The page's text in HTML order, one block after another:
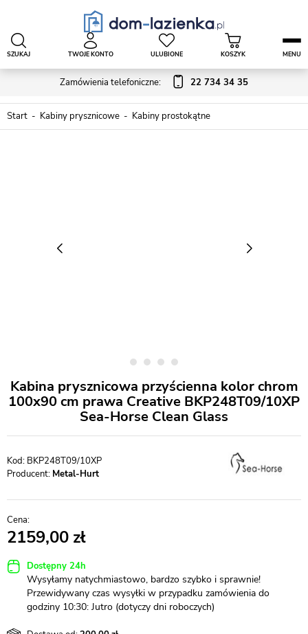
Zamówienia telefoniczne: 22 734 34 35
SZUKAJ TWOJE KONTO ULUBIONE KOSZYK MENU
Start Kabiny prysznicowe Kabiny prostokątne
Kabina prysznicowa przyścienna kolor chrom
100x90 cm prawa Creative BKP248T09/10XP
Sea-Horse Clean Glass
BKP248T09/10XP
Producent: Metal-Hurt
2159,00
Dostępny 24h
Wysyłamy natychmiastowo, bardzo szybko i sprawnie!
Przewidywany czas wysyłki w przypadku zamówienia do
godziny 10:30: Jutro (dotyczy dni roboczych)